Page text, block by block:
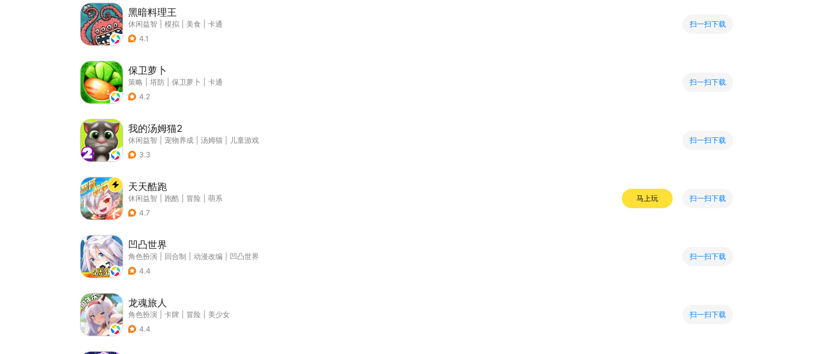
黑暗料理王
休闲益智 模拟 美食
卡通
4.1
扫一扫下载
保卫萝卜
策略 塔防 保卫萝卜
卡通
4.2
扫一扫下载
我的汤姆猫2
休闲益智 宠物养成 汤姆猫
儿童游戏
3.3
扫一扫下载
天天酷跑
休闲益智 跑酷 冒险
萌系
4.7
马上玩 扫一扫下载
凹凸世界
角色扮演 回合制 动漫改编
凹凸世界
4.4
扫一扫下载
龙魂旅人
角色扮演 卡牌 冒险
美少女
4.4
扫一扫下载